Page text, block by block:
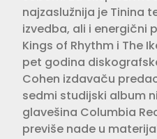
najzaslužnija je Tinina
izvedba, ali i energični
Kings of Rhythm i The
pet godina
Cohen izdavaču
sedmi studijski album
glavešina Columbia
previše nade u